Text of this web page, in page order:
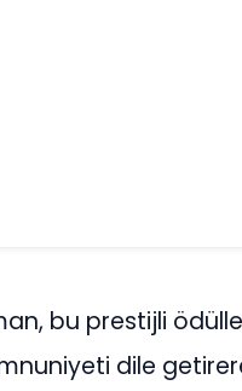
bu prestijli ödülle
dile